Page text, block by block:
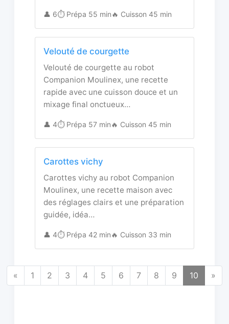
👤 6⏱️ Prépa 55 min🔥 Cuisson 45 min
Velouté de courgette
Velouté de courgette au robot
Companion Moulinex, une recette
rapide avec une cuisson douce et un
mixage final onctueux…
👤 4⏱️ Prépa 57 min🔥 Cuisson 45 min
Carottes vichy
Carottes vichy au robot Companion
Moulinex, une recette maison avec
des réglages clairs et une préparation
guidée, idéa…
👤 4⏱️ Prépa 42 min🔥 Cuisson 33 min
« 1 2 3 4 5 6 7 8 9 10 »